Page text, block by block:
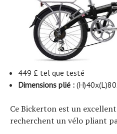
449 £ tel que testé
Dimensions plié :
Ce Bickerton est un
recherchent un vélo pliant